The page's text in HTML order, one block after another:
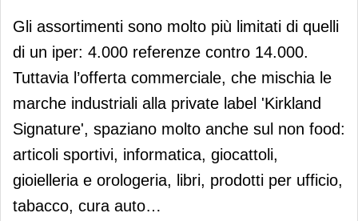
Gli assortimenti sono molto più limitati di quelli
di un iper: 4.000 referenze contro 14.000.
Tuttavia l’offerta commerciale, che mischia le
marche industriali alla private label 'Kirkland
Signature', spaziano molto anche sul non food:
articoli sportivi, informatica, giocattoli,
gioielleria e orologeria, libri, prodotti per ufficio,
tabacco, cura auto…